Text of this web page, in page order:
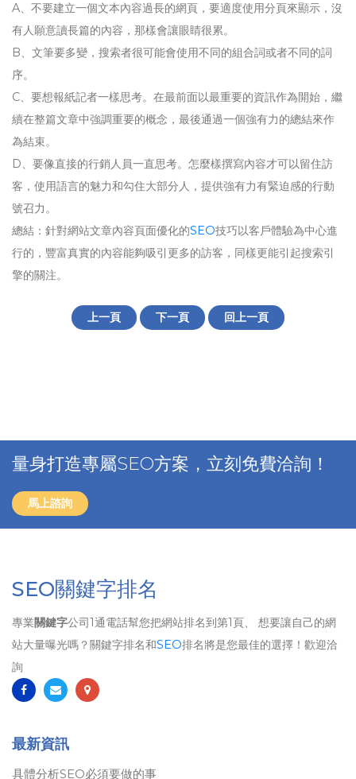
A、不要建立一個文本內容過長的網頁，要適度使用分頁來顯示，沒
有人願意讀長篇的內容，那樣會讓眼睛很累。
B、文筆要多變，搜索者很可能會使用不同的組合詞或者不同的詞
序。
C、要想報紙記者一樣思考。在最前面以最重要的資訊作為開始，繼
續在整篇文章中強調重要的概念，最後通過一個強有力的總結來作
為結束。
D、要像直接的行銷人員一直思考。怎麼樣撰寫內容才可以留住訪
客，使用語言的魅力和勾住大部分人，提供強有力有緊迫感的行動
號召力。
總結：針對網站文章內容頁面優化的SEO技巧以客戶體驗為中心進
行的，豐富真實的內容能夠吸引更多的訪客，同樣更能引起搜索引
擎的關注。
上一頁 下一頁 回上一頁
量身打造專屬SEO方案，立刻免費洽詢！
馬上諮詢
SEO關鍵字排名
專業關鍵字公司1通電話幫您把網站排名到第1頁、 想要讓自己的網
站大量曝光嗎？關鍵字排名和SEO排名將是您最佳的選擇！歡迎洽
詢
最新資訊
具體分析SEO必須要做的事